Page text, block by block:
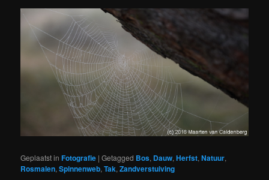
Geplaatst in Fotografie |Getagged Bos, Dauw,Herfst,Natuur,
Rosmalen,Spinnenweb,Tak,Zandverstuiving